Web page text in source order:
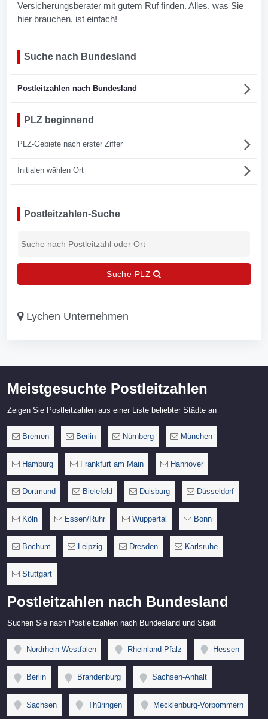
Versicherungsberater mit gutem Ruf finden. Alles, was Sie
hier brauchen, ist einfach!
Suche nach Bundesland
Postleitzahlen nach Bundesland
PLZ beginnend
PLZ-Gebiete nach erster Ziffer
Initialen wählen Ort
Postleitzahlen-Suche
Suche PLZ
Lychen Unternehmen
Meistgesuchte Postleitzahlen
Zeigen Sie Postleitzahlen aus einer Liste beliebter Städte an
Bremen Berlin Nürnberg München
Hamburg Frankfurt am Main Hannover
Dortmund Bielefeld Duisburg Düsseldorf
Köln Essen/Ruhr Wuppertal Bonn
Bochum Leipzig Dresden Karlsruhe
Stuttgart
Postleitzahlen nach Bundesland
Suchen Sie nach Postleitzahlen nach Bundesland und Stadt
Nordrhein-Westfalen Rheinland-Pfalz Hessen
Berlin Brandenburg Sachsen-Anhalt
Sachsen Thüringen Mecklenburg-Vorpommern